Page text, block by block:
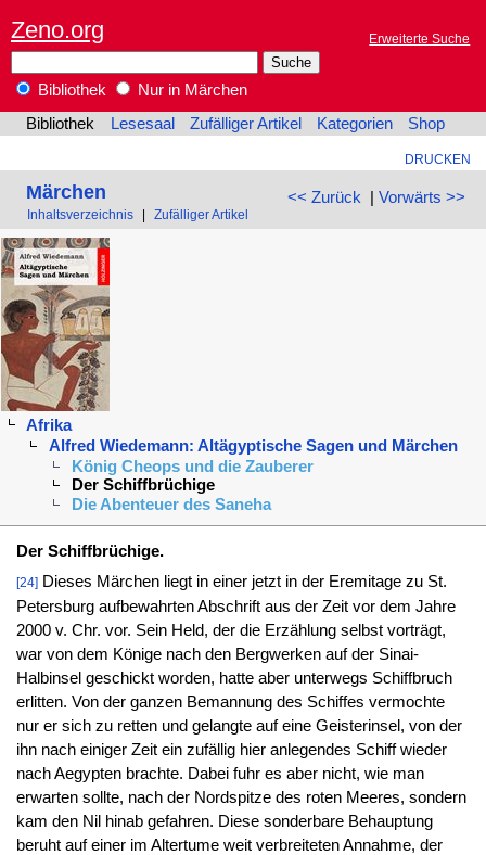
Zeno.org Erweiterte Suche
Bibliothek
Nur in Märchen
Bibliothek
Lesesaal Zufälliger Artikel Kategorien Shop
DRUCKEN
<< Zurück | Vorwärts >>
Märchen
Inhaltsverzeichnis Zufälliger Artikel
Afrika
Alfred Wiedemann: Altägyptische Sagen und Märchen
König Cheops und die Zauberer
Der Schiffbrüchige
Die Abenteuer des Saneha
Der Schiffbrüchige.
[24]Dieses Märchen liegt in einer jetzt in der Eremitage zu St.
Petersburg aufbewahrten Abschrift aus der Zeit vor dem Jahre
2000 v. Chr. vor. Sein Held, der die Erzählung selbst vorträgt,
war von dem Könige nach den Bergwerken auf der Sinai-
Halbinsel geschickt worden, hatte aber unterwegs Schiffbruch
erlitten. Von der ganzen Bemannung des Schiffes vermochte
nur er sich zu retten und gelangte auf eine Geisterinsel, von der
ihn nach einiger Zeit ein zufällig hier anlegendes Schiff wieder
nach Aegypten brachte. Dabei fuhr es aber nicht, wie man
erwarten sollte, nach der Nordspitze des roten Meeres, sondern
kam den Nil hinab gefahren. Diese sonderbare Behauptung
beruht auf einer im Altertume weit verbreiteten Annahme, der